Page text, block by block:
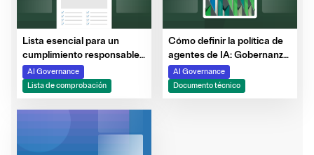
Lista esencial para un
cumplimiento responsable
de la Ley de IA de la UE
AI Governance
Lista de comprobación
Cómo definir la política de
agentes de IA: Gobernanza
de la próxima oleada de
sistemas inteligentes
AI Governance
Documento técnico